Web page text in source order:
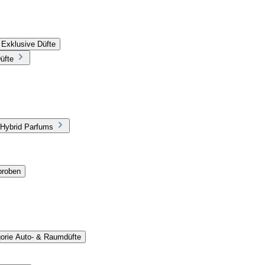
Düfte
Parfums
Auto- & Raumdüfte